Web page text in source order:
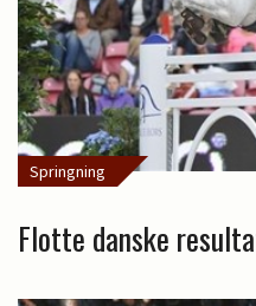
Springning
Flotte danske